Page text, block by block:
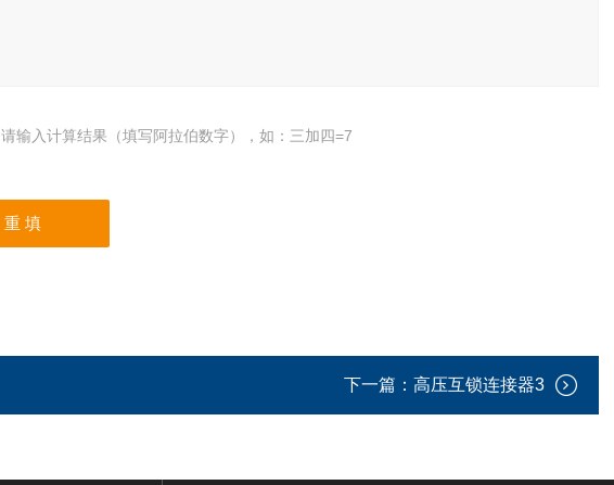
请输入计算结果（填写阿拉伯数字），如：三加四=7
下一篇： 高压互锁连接器3